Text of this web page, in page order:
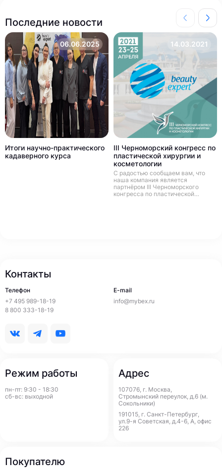
Последние новости
06.06.2025
Итоги научно-практического
кадаверного курса
14.03.2021
III Черноморский конгресс по
пластической хирургии и
косметологии
С радостью сообщаем вам, что
наша компания является
партнёром III Черноморского
конгресса по пластической
Контакты
Телефон
+7 495 989-18-19
8 800 333-18-19
E-mail
info@mybex.ru
Режим работы
пн-пт: 9:30 - 18:30
сб-вс: выходной
Адрес
107076, г. Москва,
Стромынский переулок, д.6 (м.
Сокольники)
191015, г. Санкт-Петербург,
ул.9-я Советская, д.4-6, А, офис
226
Покупателю